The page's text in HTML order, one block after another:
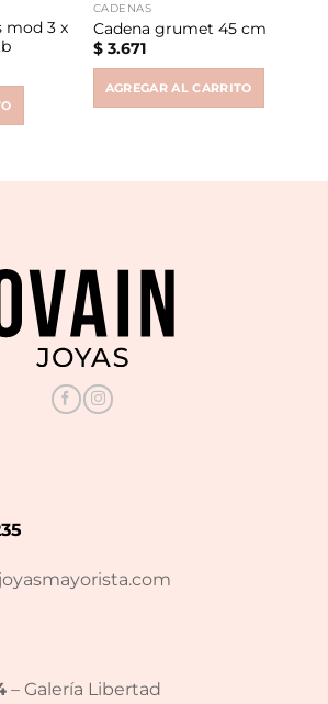
mod 3 x
CADENAS
Cadena grumet 45 cm
$3.671
AGREGAR AL CARRITO
– Galería Libertad